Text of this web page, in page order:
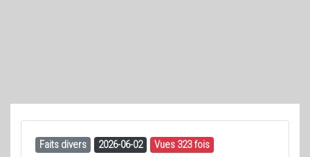
Faits divers 2026-06-02 Vues 323 fois